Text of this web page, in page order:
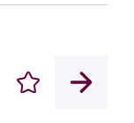
Enregistrer